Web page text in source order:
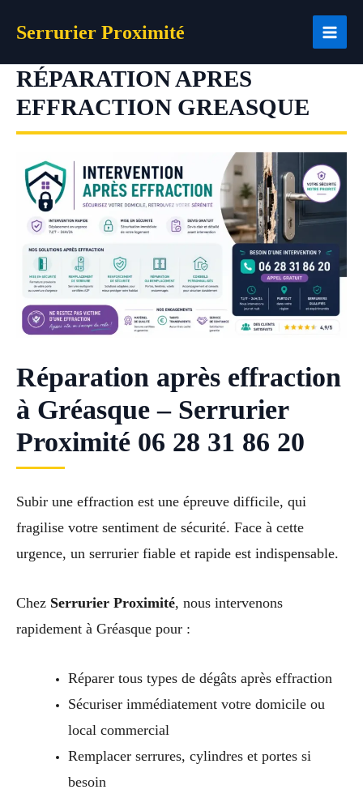
Serrurier Proximité
RÉPARATION APRES
EFFRACTION GREASQUE
Réparation après effraction
à Gréasque – Serrurier
Proximité 06 28 31 86 20
Subir une effraction est une épreuve difficile, qui
fragilise votre sentiment de sécurité. Face à cette
urgence, un serrurier fiable et rapide est indispensable.
Chez Serrurier Proximité, nous intervenons
rapidement à Gréasque pour :
Réparer tous types de dégâts après effraction
Sécuriser immédiatement votre domicile ou
local commercial
Remplacer serrures, cylindres et portes si
besoin